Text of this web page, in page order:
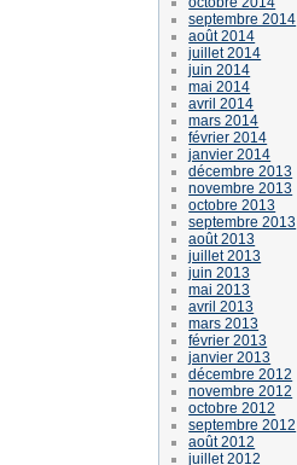
septembre 2014
août 2014
juillet 2014
juin 2014
mai 2014
avril 2014
mars 2014
février 2014
janvier 2014
décembre 2013
novembre 2013
octobre 2013
septembre 2013
août 2013
juillet 2013
juin 2013
mai 2013
avril 2013
mars 2013
février 2013
janvier 2013
décembre 2012
novembre 2012
octobre 2012
septembre 2012
août 2012
juillet 2012